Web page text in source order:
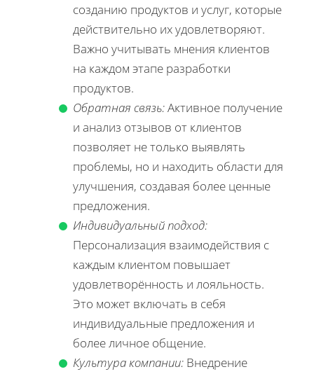
созданию продуктов и услуг, которые
действительно их удовлетворяют.
Важно учитывать мнения клиентов
на каждом этапе разработки
продуктов.
Обратная связь:Активное получение
и анализ отзывов от клиентов
позволяет не только выявлять
проблемы, но и находить области для
улучшения, создавая более ценные
предложения.
Индивидуальный подход:
Персонализация взаимодействия с
каждым клиентом повышает
удовлетворённость и лояльность.
Это может включать в себя
индивидуальные предложения и
более личное общение.
Культура компании: Внедрение